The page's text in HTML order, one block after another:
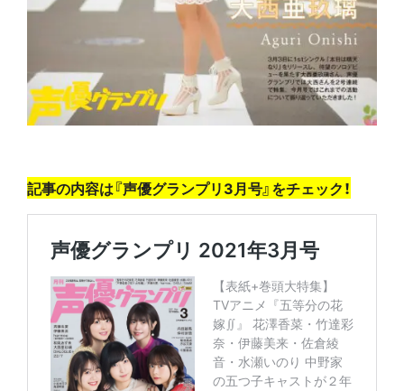
記事の内容は『声優グランプリ3月号』をチェック！